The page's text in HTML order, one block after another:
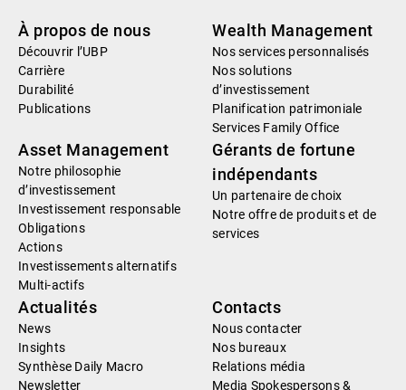
À propos de nous
Découvrir l’UBP
Carrière
Durabilité
Publications
Wealth Management
Nos services personnalisés
Nos solutions
d’investissement
Planification patrimoniale
Services Family Office
Asset Management
Notre philosophie
d’investissement
Investissement responsable
Obligations
Actions
Investissements alternatifs
Multi-actifs
Gérants de fortune
indépendants
Un partenaire de choix
Notre offre de produits et de
services
Actualités
News
Insights
Synthèse Daily Macro
Newsletter
Contacts
Nous contacter
Nos bureaux
Relations média
Media Spokespersons &